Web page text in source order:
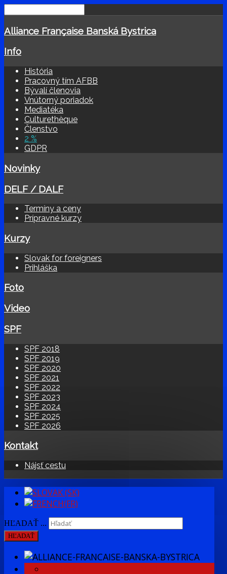
Alliance Française Banská Bystrica
Info
História
Pracovný tím AFBB
Bývalí členovia
Vnútorný poriadok
Mediatéka
Culturethèque
Členstvo
2 %
GDPR
Novinky
DELF / DALF
Termíny a ceny
Prípravné kurzy
Kurzy
Slovak for foreigners
Prihláška
Foto
Video
SPF
SPF 2018
SPF 2019
SPF 2020
SPF 2021
SPF 2022
SPF 2023
SPF 2024
SPF 2025
SPF 2026
Kontakt
Nájsť cestu
HĽADAŤ ...
HĽADAŤ